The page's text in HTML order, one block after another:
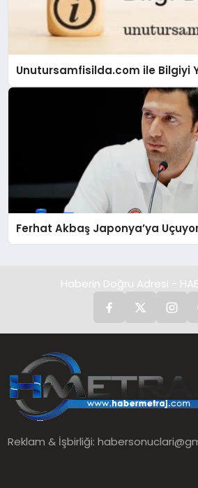
Unutursamfisilda.com ile Bilgiyi
Ferhat Akbaş Japonya’ya
Haberin Doğru Adresi -
Reklam & İşbirliği: